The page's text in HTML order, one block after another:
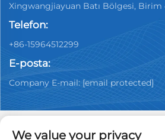
Xingwangjiayuan Batı Bölgesi, Birim
Telefon:
+86-15964512299
E-posta:
Company E-mail: [email protected]
We value your privacy